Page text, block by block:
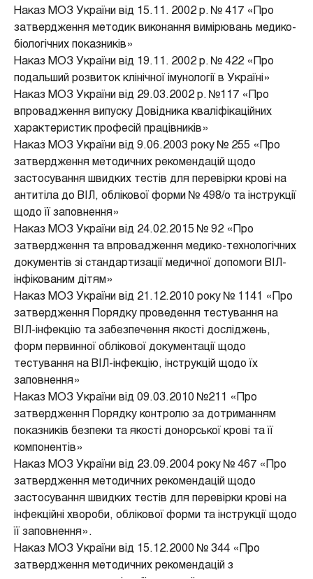
Наказ МОЗ України від 15.11. 2002 р. № 417 «Про
затвердження методик виконання вимірювань медико-
біологічних показників»
Наказ МОЗ України від 19.11. 2002 р. № 422 «Про
подальший розвиток клінічної імунології в Україні»
Наказ МОЗ України від 29.03.2002 р. №117 «Про
впровадження випуску Довідника кваліфікаційних
характеристик професій працівників»
Наказ МОЗ України від 9.06.2003 року № 255 «Про
затвердження методичних рекомендацій щодо
застосування швидких тестів для перевірки крові на
антитіла до ВІЛ, облікової форми № 498/о та інструкції
щодо її заповнення»
Наказ МОЗ України від 24.02.2015 № 92 «Про
затвердження та впровадження медико-технологічних
документів зі стандартизації медичної допомоги ВІЛ-
інфікованим дітям»
Наказ МОЗ України від 21.12.2010 року № 1141 «Про
затвердження Порядку проведення тестування на
ВІЛ-інфекцію та забезпечення якості досліджень,
форм первинної облікової документації щодо
тестування на ВІЛ-інфекцію, інструкцій щодо їх
заповнення»
Наказ МОЗ України від 09.03.2010 №211 «Про
затвердження Порядку контролю за дотриманням
показників безпеки та якості донорської крові та її
компонентів»
Наказ МОЗ України від 23.09.2004 року № 467 «Про
затвердження методичних рекомендацій щодо
застосування швидких тестів для перевірки крові на
інфекційні хвороби, облікової форми та інструкції щодо
її заповнення».
Наказ МОЗ України від 15.12.2000 № 344 «Про
затвердження методичних рекомендацій з